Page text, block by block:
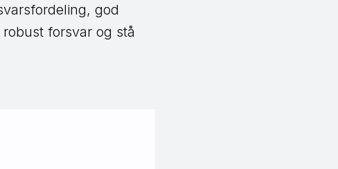
god
forsvar og stå